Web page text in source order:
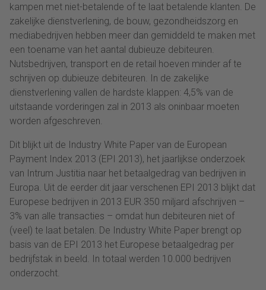
kampen met niet-betalende of te laat betalende klanten. De
zakelijke dienstverlening, de bouw, gezondheidszorg en
mediabedrijven hebben meer dan gemiddeld te maken met
een toename van het aantal dubieuze debiteuren.
Nutsbedrijven, transport en de retail hoeven minder af te
schrijven op dubieuze debiteuren. In de zakelijke
dienstverlening vallen de hardste klappen: 4,5% van de
uitstaande vorderingen zal in 2013 als oninbaar moeten
worden afgeschreven.
Dit blijkt uit de Industry White Paper van de European
Payment Index 2013 (EPI 2013), het jaarlijkse onderzoek
van Intrum Justitia naar het betaalgedrag van bedrijven in
Europa. Uit de eerder dit jaar verschenen EPI 2013 blijkt dat
Europese bedrijven in 2013 EUR 350 miljard afschrijven –
3% van alle transacties – omdat hun debiteuren niet of
(veel) te laat betalen. De Industry White Paper brengt op
basis van de EPI 2013 het Europese betaalgedrag per
bedrijfstak in beeld. In totaal werden 10.000 bedrijven
onderzocht.